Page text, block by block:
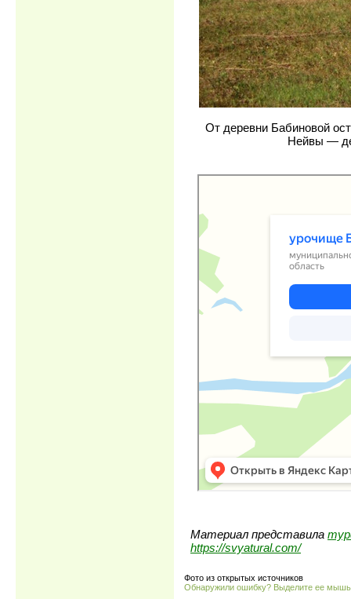
От деревни Бабиновой
Нейвы —
Материал представила
https://svyatural.com/
Фото из открытых источников
Обнаружили ошибку? Выделите ее